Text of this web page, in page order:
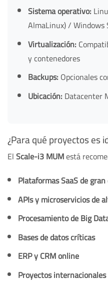
Sistema operativo:
AlmaLinux) / Windows
Virtualización:
y contenedores
Backups: Opcionales
Ubicación: Datacenter
¿Para qué proyectos es
ElScale-i3 MUMestá
Plataformas SaaS de
APIs y microservicios de
Procesamiento de Big
Bases de datos críticas
ERP y CRM online
Proyectos